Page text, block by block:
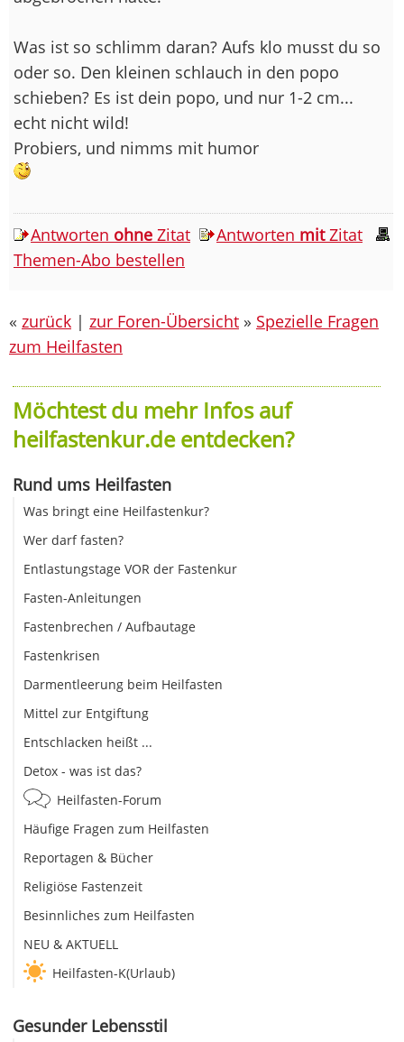
Was ist so schlimm daran? Aufs klo musst du so
oder so. Den kleinen schlauch in den popo
schieben? Es ist dein popo, und nur 1-2 cm...
echt nicht wild!
Probiers, und nimms mit humor
Antworten ohne Zitat Antworten mitZitat
Themen-Abo bestellen
« zurück | zur Foren-Übersicht » Spezielle Fragen
zum Heilfasten
Möchtest du mehr Infos auf
heilfastenkur.de entdecken?
Rund ums Heilfasten
Was bringt eine Heilfastenkur?
Wer darf fasten?
Entlastungstage VOR der Fastenkur
Fasten-Anleitungen
Fastenbrechen / Aufbautage
Fastenkrisen
Darmentleerung beim Heilfasten
Mittel zur Entgiftung
Entschlacken heißt ...
Detox - was ist das?
Heilfasten-Forum
Häufige Fragen zum Heilfasten
Reportagen & Bücher
Religiöse Fastenzeit
Besinnliches zum Heilfasten
NEU & AKTUELL
Heilfasten-K(Urlaub)
Gesunder Lebensstil